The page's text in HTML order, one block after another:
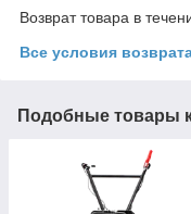
Возврат товара в
Все условия
Подобные товары